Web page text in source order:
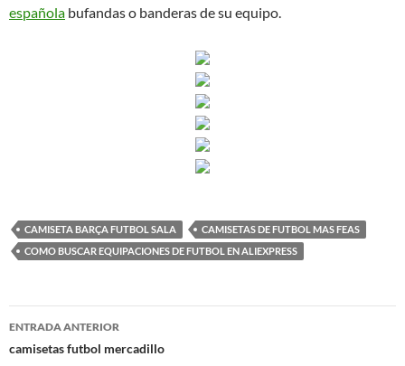
española bufandas o banderas de su equipo.
CAMISETA BARÇA FUTBOL SALA
CAMISETAS DE FUTBOL MAS FEAS
COMO BUSCAR EQUIPACIONES DE FUTBOL EN ALIEXPRESS
Navegación
de
ENTRADA ANTERIOR
camisetas futbol mercadillo